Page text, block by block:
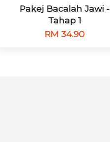
Pakej Bacalah Jawi -
Tahap 1
RM 34.90